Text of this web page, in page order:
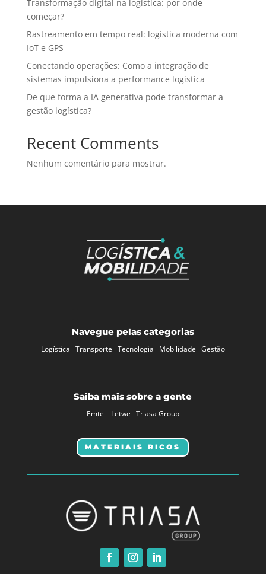
Transformação digital na logística: por onde
começar?
Rastreamento em tempo real: logística moderna com
IoT e GPS
Conectando operações: Como a integração de
sistemas impulsiona a performance logística
De que forma a IA generativa pode transformar a
gestão logística?
Recent Comments
Nenhum comentário para mostrar.
Navegue pelas categorias
Logística Transporte Tecnologia Mobilidade Gestão
Saiba mais sobre a gente
Emtel Letwe Triasa Group
MATERIAIS RICOS